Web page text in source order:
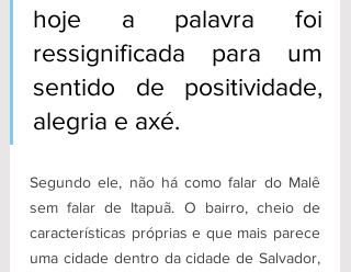
hoje a palavra foi
ressignificada para um
sentido de positividade,
alegria e axé.
Segundo ele, não há como falar do Malê
sem falar de Itapuã. O bairro, cheio de
características próprias e que mais parece
uma cidade dentro da cidade de Salvador,